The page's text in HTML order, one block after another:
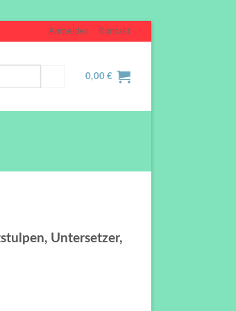
Anmelden Kontakt
0,00€
Untersetzer,